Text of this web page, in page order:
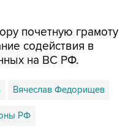
почетную грамоту
содействия в
на ВС РФ.
Вячеслав Федорищев
РФ